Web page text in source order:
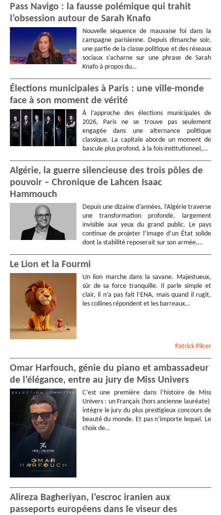
Pass Navigo : la fausse polémique qui trahit
l’obsession autour de Sarah Knafo
Nouvelle séquence de mauvaise foi dans la
campagne parisienne. Depuis dimanche soir,
une partie de la classe politique et des réseaux
sociaux s’acharne sur une phrase de Sarah
Knafo à propos du…
Élections municipales à Paris : une ville-monde
face à son moment de vérité
À l’approche des élections municipales de
2026, Paris ne se trouve pas seulement
engagée dans une alternance politique
classique. La capitale aborde un moment de
bascule plus profond, à la fois institutionnel,…
Algérie, la guerre silencieuse des trois pôles de
pouvoir – Chronique de Lahcen Isaac
Hammouch
Depuis une dizaine d’années, l’Algérie traverse
une transformation profonde, largement
invisible aux yeux du grand public. Le pays
continue de projeter l’image d’un État solide
dont la stabilité reposerait sur son armée,…
Le Lion et la Fourmi
Un lion marche dans la savane. Majestueux,
sûr de sa force tranquille. Il parle simple et
clair, il n’a pas fait l’ENA, mais quand il rugit,
les collines répondent et les barreaux…
Patrick Pilcer
Omar Harfouch, génie du piano et ambassadeur
de l’élégance, entre au jury de Miss Univers
C’est une première dans l’histoire de Miss
Univers : un Français (hors ancienne lauréate)
intègre le jury du plus prestigieux concours de
beauté du monde. Et pas n’importe lequel. Le
choix de…
Alireza Bagheriyan, l’escroc iranien aux
passeports européens dans le viseur des